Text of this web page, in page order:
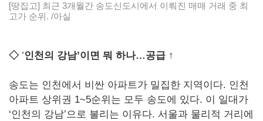
[땅집고] 최근 3개월간 송도신도시에서 이뤄진 매매 거래 중 최
고가 순위. /아실
◇ ’인천의 강남’이면 뭐 하나…공급 ↑
송도는 인천에서 비싼 아파트가 밀집한 지역이다. 인천
아파트 상위권 1~5순위는 모두 송도에 있다. 이 일대가
‘인천의 강남’으로 불리는 이유다. 서울과 물리적 거리에